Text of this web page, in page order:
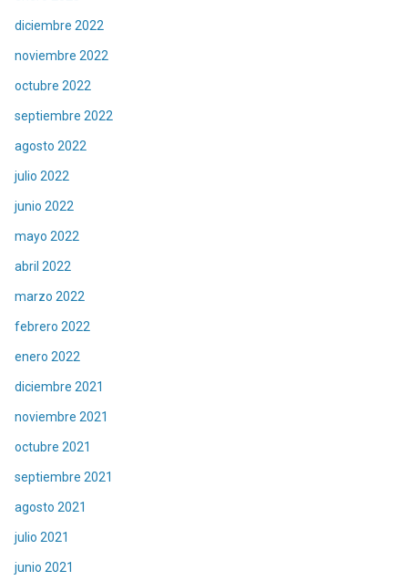
diciembre 2022
noviembre 2022
octubre 2022
septiembre 2022
agosto 2022
julio 2022
junio 2022
mayo 2022
abril 2022
marzo 2022
febrero 2022
enero 2022
diciembre 2021
noviembre 2021
octubre 2021
septiembre 2021
agosto 2021
julio 2021
junio 2021